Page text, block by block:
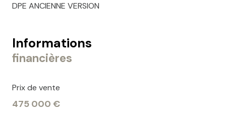
DPE ANCIENNE VERSION
Informations
financières
Prix de vente
475 000 €